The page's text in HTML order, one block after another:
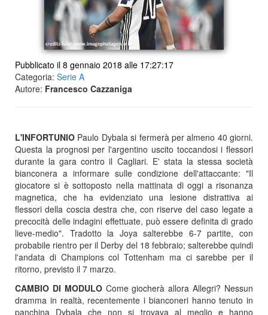
Pubblicato il 8 gennaio 2018 alle 17:27:17
Categoria: Serie A
Autore: Francesco Cazzaniga
L'INFORTUNIO Paulo Dybala si fermerà per almeno 40 giorni.
Questa la prognosi per l'argentino uscito toccandosi i flessori
durante la gara contro il Cagliari. E' stata la stessa società
bianconera a informare sulle condizione dell'attaccante: "Il
giocatore si è sottoposto nella mattinata di oggi a risonanza
magnetica, che ha evidenziato una lesione distrattiva ai
flessori della coscia destra che, con riserve del caso legate a
precocità delle indagini effettuate, può essere definita di grado
lieve-medio". Tradotto la Joya salterebbe 6-7 partite, con
probabile rientro per il Derby del 18 febbraio; salterebbe quindi
l'andata di Champions col Tottenham ma ci sarebbe per il
ritorno, previsto il 7 marzo.
CAMBIO DI MODULOCome giocherà allora Allegri? Nessun
dramma in realtà, recentemente i bianconeri hanno tenuto in
panchina Dybala che non si trovava al meglio e hanno